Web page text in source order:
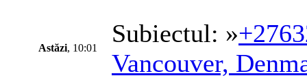
Astăzi, 10:01
Subiectul: »
Vancouver,